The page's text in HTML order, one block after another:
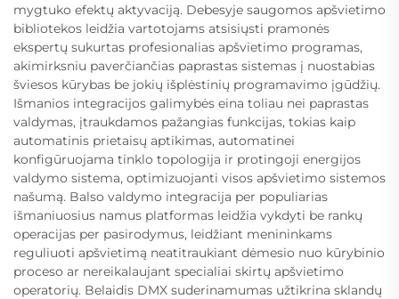
mygtuko efektų aktyvaciją. Debesyje saugomos apšvietimo
bibliotekos leidžia vartotojams atsisiųsti pramonės
ekspertų sukurtas profesionalias apšvietimo programas,
akimirksniu paverčiančias paprastas sistemas į nuostabias
šviesos kūrybas be jokių išplėstinių programavimo įgūdžių.
Išmanios integracijos galimybės eina toliau nei paprastas
valdymas, įtraukdamos pažangias funkcijas, tokias kaip
automatinis prietaisų aptikimas, automatinei
konfigūruojama tinklo topologija ir protingoji energijos
valdymo sistema, optimizuojanti visos apšvietimo sistemos
našumą. Balso valdymo integracija per populiarias
išmaniuosius namus platformas leidžia vykdyti be rankų
operacijas per pasirodymus, leidžiant menininkams
reguliuoti apšvietimą neatitraukiant dėmesio nuo kūrybinio
proceso ar nereikalaujant specialiai skirtų apšvietimo
operatorių. Belaidis DMX suderinamumas užtikrina sklandų